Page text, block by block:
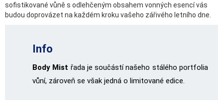
sofistikované vůně s odlehčeným obsahem vonných esencí vás
budou doprovázet na každém kroku vašeho zářivého letního dne.
Info
Body Mist řada je součástí našeho stálého portfolia
vůní, zároveň se však jedná o limitované edice.